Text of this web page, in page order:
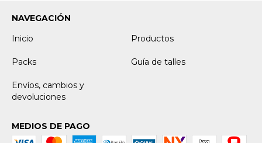
NAVEGACIÓN
Inicio
Productos
Packs Guía de talles
Envíos, cambios y
devoluciones
MEDIOS DE PAGO